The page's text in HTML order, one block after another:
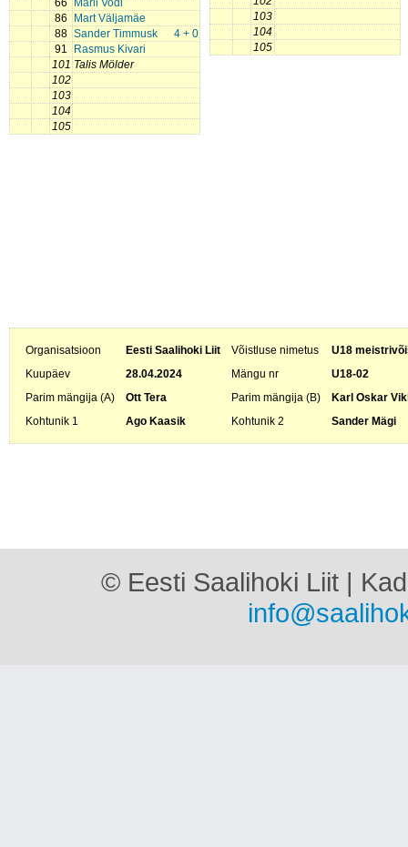
66
Marii Vodi
86
Mart Väljamäe
88
4 + 0
Sander Timmusk
91
Rasmus Kivari
101 Talis Mölder
102
103
104
105
103
104
105
Organisatsioon Eesti Saalihoki Liit Võistluse nimetus
U18
Kuupäev
28.04.2024 Mängu nr
U18-02
Parim mängija (A)
Ott Tera Parim mängija (B)
Karl Oskar
Kohtunik 1
Ago Kaasik Kohtunik 2 Sander Mägi
© Eesti Saalihoki Liit |